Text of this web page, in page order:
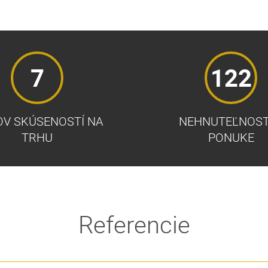
7
SKÚSENOSTÍ NA
TRHU
122
PONUKE
Referencie